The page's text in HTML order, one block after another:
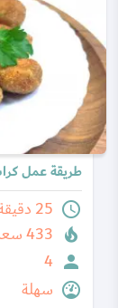
طريقة عمل
25 دقيقة
433 سعرة حرارية
4
سهلة